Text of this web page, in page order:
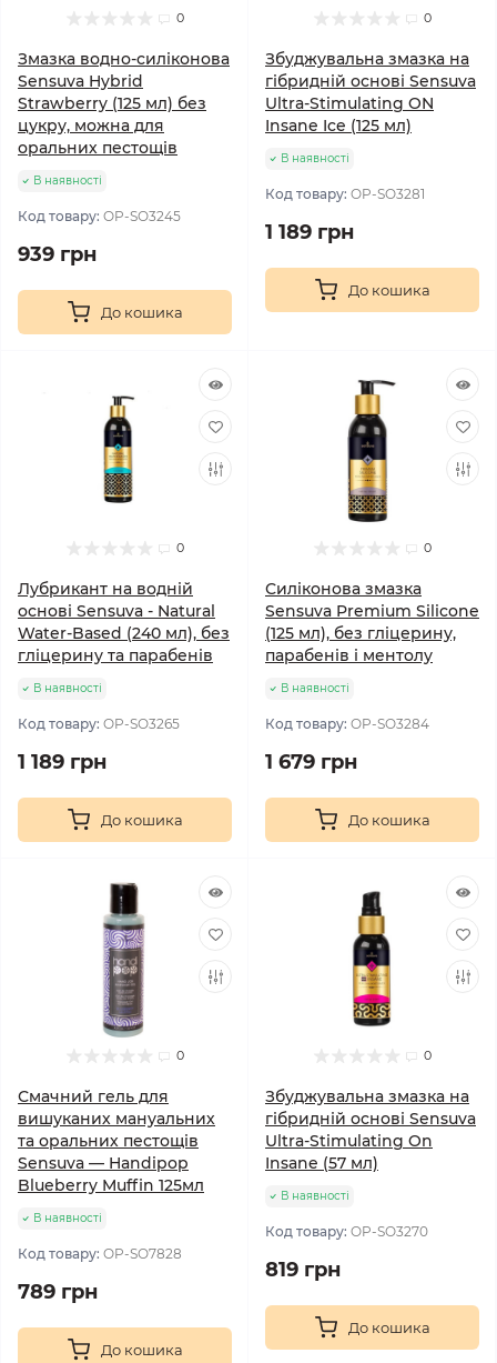
0
Змазка водно-силіконова
Sensuva Hybrid
Strawberry (125 мл) без
цукру, можна для
оральних пестощів
В наявності
Код товару: OP-SO3245
939 грн
До кошика
0
Збуджувальна змазка на
гібридній основі Sensuva
Ultra-Stimulating ON
Insane Ice (125 мл)
В наявності
Код товару: OP-SO3281
1 189 грн
До кошика
0
Лубрикант на водній
основі Sensuva - Natural
Water-Based (240 мл), без
гліцерину та парабенів
В наявності
Код товару: OP-SO3265
1 189 грн
До кошика
0
Силіконова змазка
Sensuva Premium Silicone
(125 мл), без гліцерину,
парабенів і ментолу
В наявності
Код товару: OP-SO3284
1 679 грн
До кошика
0
Смачний гель для
вишуканих мануальних
та оральних пестощів
Sensuva — Handipop
Blueberry Muffin 125мл
В наявності
Код товару: OP-SO7828
789 грн
До кошика
0
Збуджувальна змазка на
гібридній основі Sensuva
Ultra-Stimulating On
Insane (57 мл)
В наявності
Код товару: OP-SO3270
819 грн
До кошика